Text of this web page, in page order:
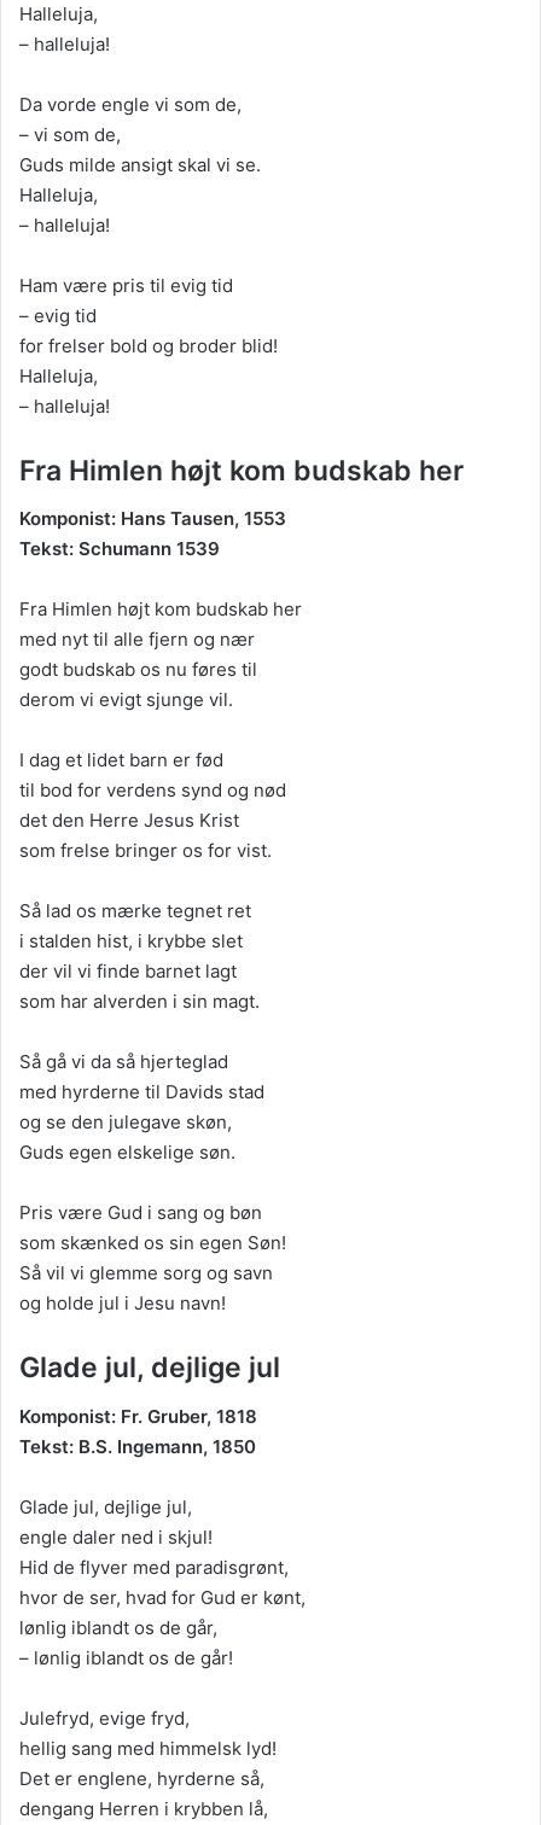
Halleluja,
– halleluja!
Da vorde engle vi som de,
– vi som de,
Guds milde ansigt skal vi se.
Halleluja,
– halleluja!
Ham være pris til evig tid
– evig tid
for frelser bold og broder blid!
Halleluja,
– halleluja!
Fra Himlen højt kom budskab her
Komponist: Hans Tausen, 1553
Tekst: Schumann 1539
Fra Himlen højt kom budskab her
med nyt til alle fjern og nær
godt budskab os nu føres til
derom vi evigt sjunge vil.
I dag et lidet barn er fød
til bod for verdens synd og nød
det den Herre Jesus Krist
som frelse bringer os for vist.
Så lad os mærke tegnet ret
i stalden hist, i krybbe slet
der vil vi finde barnet lagt
som har alverden i sin magt.
Så gå vi da så hjerteglad
med hyrderne til Davids stad
og se den julegave skøn,
Guds egen elskelige søn.
Pris være Gud i sang og bøn
som skænked os sin egen Søn!
Så vil vi glemme sorg og savn
og holde jul i Jesu navn!
Glade jul, dejlige jul
Komponist: Fr. Gruber, 1818
Tekst: B.S. Ingemann, 1850
Glade jul, dejlige jul,
engle daler ned i skjul!
Hid de flyver med paradisgrønt,
hvor de ser, hvad for Gud er kønt,
lønlig iblandt os de går,
– lønlig iblandt os de går!
Julefryd, evige fryd,
hellig sang med himmelsk lyd!
Det er englene, hyrderne så,
dengang Herren i krybben lå,